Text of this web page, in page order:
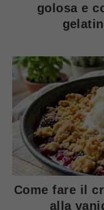
golosa e
Come fare il
alla